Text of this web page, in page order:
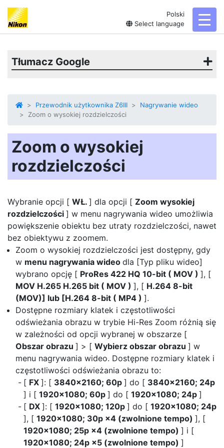
Polski
Select language
Tłumacz Google
Przewodnik użytkownika Z6III
Nagrywanie wideo
Zoom o wysokiej rozdzielczości
Zoom o wysokiej
rozdzielczości
Wybranie opcji [ WŁ. ] dla opcji [ Zoom wysokiej
rozdzielczości ] w menu nagrywania wideo umożliwia
powiększenie obiektu bez utraty rozdzielczości, nawet
bez obiektywu z zoomem.
Zoom o wysokiej rozdzielczości jest dostępny, gdy
w menu nagrywania wideo dla [Typ pliku wideo]
wybrano opcję [ ProRes 422 HQ 10-bit ( MOV ) ], [
MOV H.265 H.265 bit ( MOV ) ], [ H.264 8-bit
(MOV)] lub [H.264 8-bit ( MP4 ) ].
Dostępne rozmiary klatek i częstotliwości
odświeżania obrazu w trybie Hi-Res Zoom różnią się
w zależności od opcji wybranej w obszarze [
Obszar obrazu ] > [ Wybierz obszar obrazu ] w
menu nagrywania wideo. Dostępne rozmiary klatek i
częstotliwości odświeżania obrazu to:
[ FX ]: [ 3840×2160; 60p ] do [ 3840×2160; 24p
] i [ 1920×1080; 60p ] do [ 1920×1080; 24p ]
[ DX ]: [ 1920×1080; 120p ] do [ 1920×1080; 24p
], [ 1920×1080; 30p ×4 (zwolnione tempo) ], [
1920×1080; 25p ×4 (zwolnione tempo) ] i [
1920×1080; 24p ×5 (zwolnione tempo) ]